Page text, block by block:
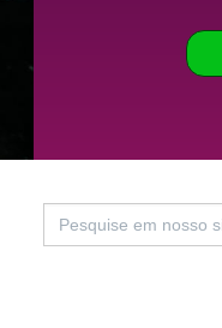
Search
for: